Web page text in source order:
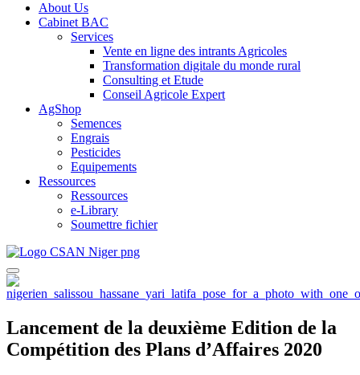
About Us
Cabinet BAC
Services
Vente en ligne des intrants Agricoles
Transformation digitale du monde rural
Consulting et Etude
Conseil Agricole Expert
AgShop
Semences
Engrais
Pesticides
Equipements
Ressources
Ressources
e-Library
Soumettre fichier
Lancement de la deuxième Edition de la
Compétition des Plans d’Affaires 2020